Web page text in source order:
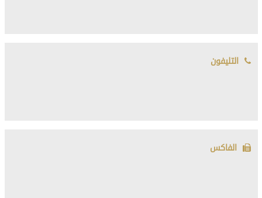
التليفون
الفاكس